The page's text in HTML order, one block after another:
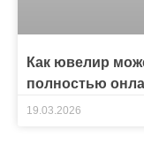
Как ювелир
полностью
19.03.2026